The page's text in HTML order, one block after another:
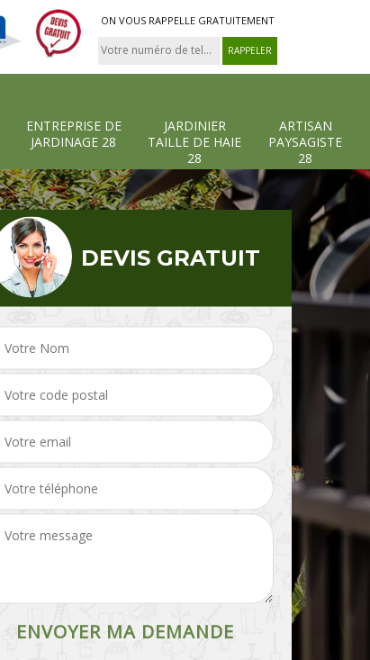
ON VOUS RAPPELLE GRATUITEMENT
ENTREPRISE DE
JARDINAGE 28
JARDINIER
TAILLE DE HAIE
28
ARTISAN
PAYSAGISTE
28
Entreprise abattage Entreprise de
jardinage 28
DEVIS GRATUIT